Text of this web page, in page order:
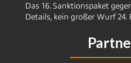
Das 16. Sanktionspaket
Details, kein großer Wurf 24.